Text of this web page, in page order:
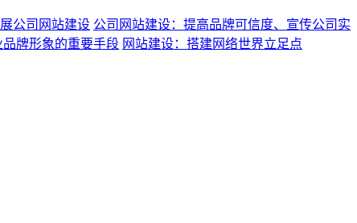
公司网站建设 公司网站建设：提高品牌可信度、宣传公司实
牌形象的重要手段 网站建设：搭建网络世界立足点